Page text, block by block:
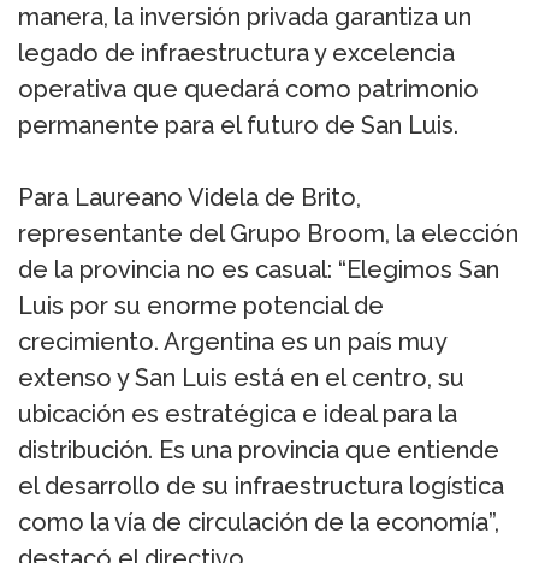
manera, la inversión privada garantiza un
legado de infraestructura y excelencia
operativa que quedará como patrimonio
permanente para el futuro de San Luis.
Para Laureano Videla de Brito,
representante del Grupo Broom, la elección
de la provincia no es casual: “Elegimos San
Luis por su enorme potencial de
crecimiento. Argentina es un país muy
extenso y San Luis está en el centro, su
ubicación es estratégica e ideal para la
distribución. Es una provincia que entiende
el desarrollo de su infraestructura logística
como la vía de circulación de la economía”,